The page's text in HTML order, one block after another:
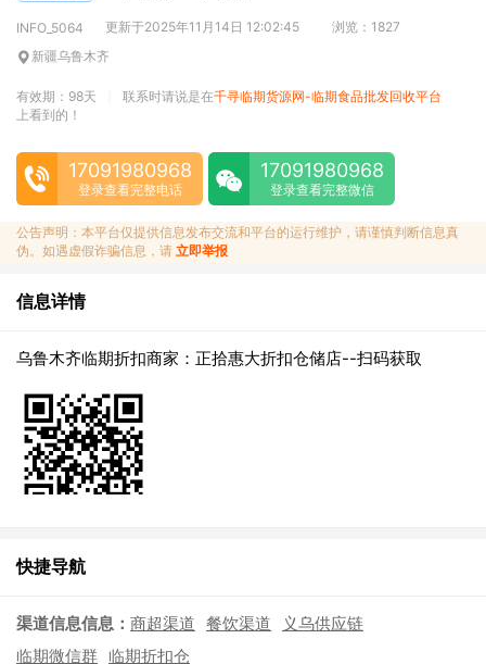
INFO_5064 更新于2025年11月14日 12:02:45
浏览：1827
新疆乌鲁木齐
有效期：98天 联系时请说是在千寻临期货源网-临期食品批发回收平台
上看到的！
17091980968
登录查看完整电话
17091980968
登录查看完整微信
公告声明：本平台仅提供信息发布交流和平台的运行维护，请谨慎判断信息真
伪。如遇虚假诈骗信息，请 立即举报
信息详情
乌鲁木齐临期折扣商家：正拾惠大折扣仓储店--扫码获取
快捷导航
渠道信息信息： 商超渠道 餐饮渠道
义乌供应链
临期微信群 临期折扣仓